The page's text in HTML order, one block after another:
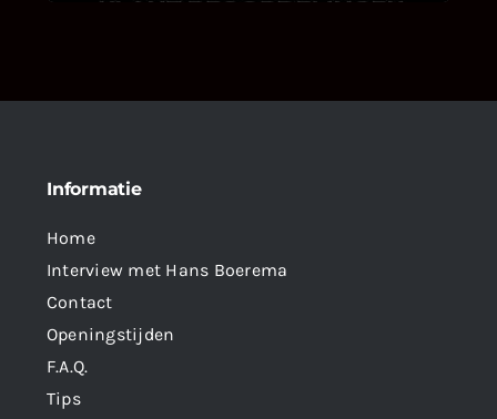
Informatie
Home
Interview met Hans Boerema
Contact
Openingstijden
F.A.Q.
Tips